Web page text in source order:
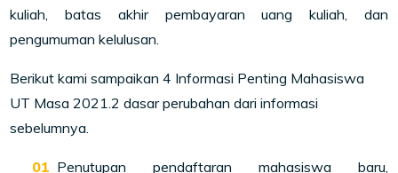
kuliah, batas akhir pembayaran uang kuliah, dan
pengumuman kelulusan.
Berikut kami sampaikan4 Informasi Penting Mahasiswa
UT Masa 2021.2 dasar perubahan dari informasi
sebelumnya.
Penutupan pendaftaran mahasiswa baru,